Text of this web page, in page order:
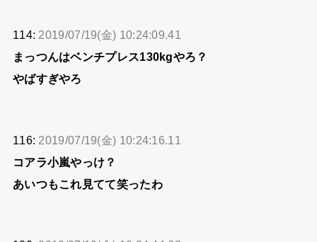
114: 2019/07/19(金) 10:24:09.41
まっつんはベンチプレス130kgやろ？
やばすぎやろ
116: 2019/07/19(金) 10:24:16.11
コアラ小嵐やっけ？
あいつもこれ見てて笑ったわ